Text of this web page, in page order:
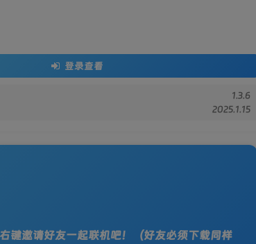
登录查看
1.3.6
2025.1.15
邀请好友一起联机吧！（好友必须下载同样